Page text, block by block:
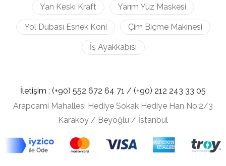
Yan Keskı Kraft Yarım Yüz Maskesi
Yol Dubası Esnek Koni Çim Biçme Makinesi
İş Ayakkabısı
İletişim : (+90) 552 672 64 71 / (+90) 212 243 33 05
Arapcami Mahallesi Hediye Sokak Hediye Han No:2/3
Karaköy / Beyoğlu / İstanbul